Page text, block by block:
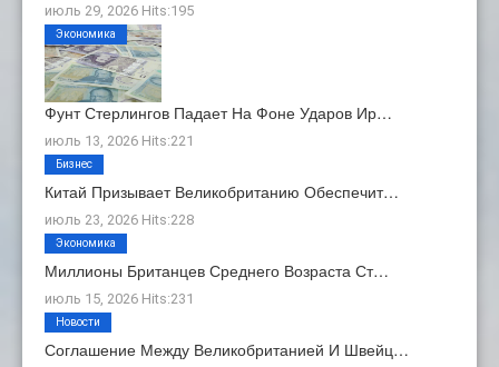
июль 29, 2026 Hits:195
Фунт Стерлингов Падает На Фоне Ударов Ир…
июль 13, 2026 Hits:221
Экономика
Китай Призывает Великобританию Обеспечит…
июль 23, 2026 Hits:228
Бизнес
Миллионы Британцев Среднего Возраста Ст…
июль 15, 2026 Hits:231
Экономика
Соглашение Между Великобританией И Швейц…
Новости